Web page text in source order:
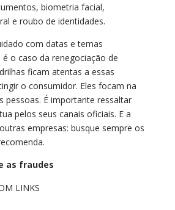
biometria facial,
e roubo de identidades.
com datas e temas
o caso da renegociação de
ficam atentas a essas
o consumidor. Eles focam na
pessoas. É importante ressaltar
pelos seus canais oficiais. E a
empresas: busque sempre os
as fraudes
LINKS